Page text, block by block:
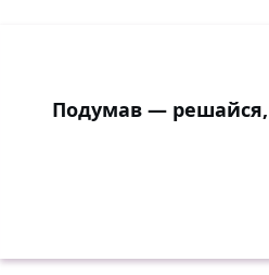
Подумав —